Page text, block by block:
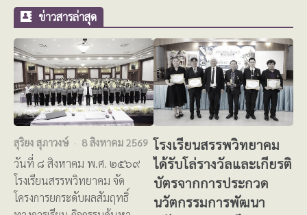
ข่าวสารล่าสุด
สุริยง สุภาวงษ์ 8 สิงหาคม 2569
วันที่ ๘ สิงหาคม พ.ศ. ๒๕๖๙
โรงเรียนสรรพวิทยาคม จัด
โครงการยกระดับผลสัมฤทธิ์
โรงเรียนสรรพวิทยาคม
ได้รับโล่รางวัลและเกียรติ
บัตรจากการประกวด
นวัตกรรมการพัฒนา